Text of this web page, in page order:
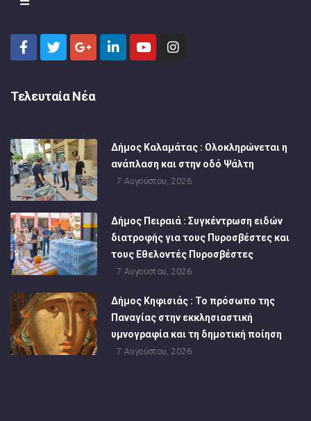
Τελευταία Νέα
Δήμος Καλαμάτας : Ολοκληρώνεται η
ανάπλαση και στην οδό Ψάλτη
7 Αυγούστου, 2026
Δήμος Πειραιά : Συγκέντρωση ειδών
διατροφής για τους Πυροσβέστες και
τους Εθελοντές Πυροσβέστες
7 Αυγούστου, 2026
Δήμος Κηφισιάς : Το πρόσωπο της
Παναγίας στην εκκλησιαστική
υμνογραφία και τη δημοτική ποίηση
7 Αυγούστου, 2026